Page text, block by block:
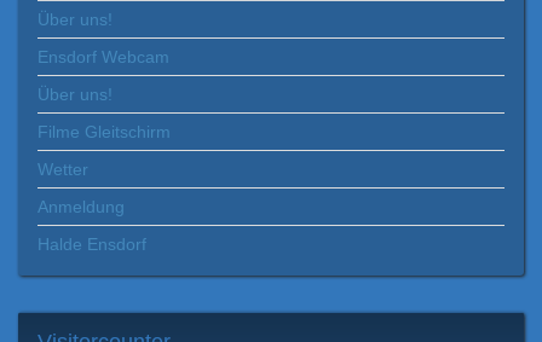
Über uns!
Ensdorf Webcam
Über uns!
Filme Gleitschirm
Wetter
Anmeldung
Halde Ensdorf